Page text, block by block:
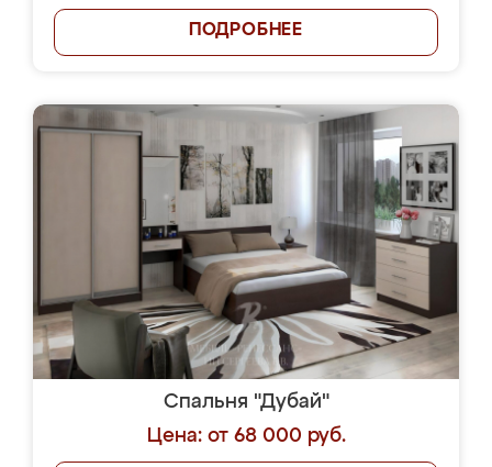
ПОДРОБНЕЕ
Спальня "Дубай"
Цена: от 68 000 руб.